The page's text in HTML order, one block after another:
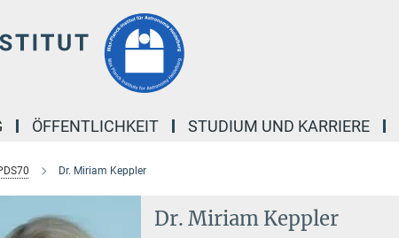
ÖFFENTLICHKEIT STUDIUM UND KARRIERE
Dr. Miriam Keppler
Dr. Miriam Keppler